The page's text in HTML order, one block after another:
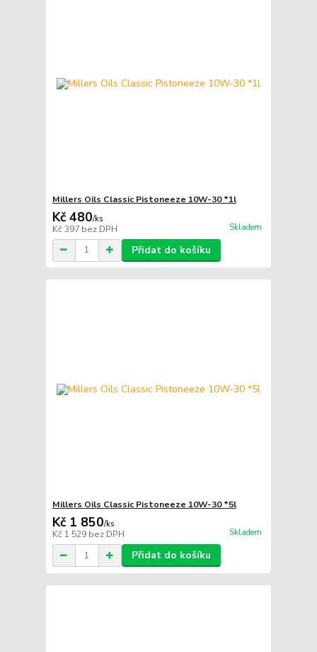
Millers Oils Classic Pistoneeze 10W-30 *1l
Kč 480/ks
Kč 397 bez DPH Skladem
Přidat do košíku
Millers Oils Classic Pistoneeze 10W-30 *5l
Kč 1 850/ks
Kč 1 529 bez DPH Skladem
Přidat do košíku